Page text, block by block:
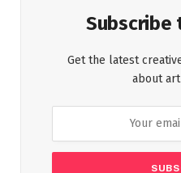
Subscribe
Get the latest
about